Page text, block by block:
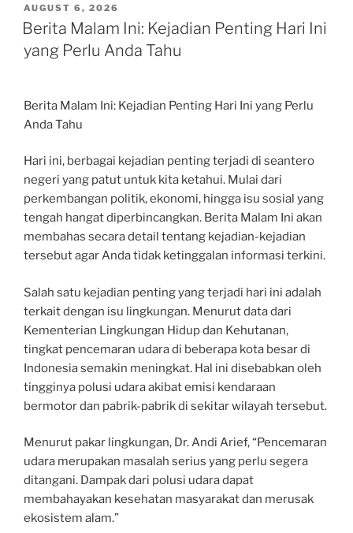
POSTED
ON
AUGUST 6, 2026
Berita Malam Ini: Kejadian Penting Hari Ini
yang Perlu Anda Tahu
Berita Malam Ini: Kejadian Penting Hari Ini yang Perlu
Anda Tahu
Hari ini, berbagai kejadian penting terjadi di seantero
negeri yang patut untuk kita ketahui. Mulai dari
perkembangan politik, ekonomi, hingga isu sosial yang
tengah hangat diperbincangkan. Berita Malam Ini akan
membahas secara detail tentang kejadian-kejadian
tersebut agar Anda tidak ketinggalan informasi terkini.
Salah satu kejadian penting yang terjadi hari ini adalah
terkait dengan isu lingkungan. Menurut data dari
Kementerian Lingkungan Hidup dan Kehutanan,
tingkat pencemaran udara di beberapa kota besar di
Indonesia semakin meningkat. Hal ini disebabkan oleh
tingginya polusi udara akibat emisi kendaraan
bermotor dan pabrik-pabrik di sekitar wilayah tersebut.
Menurut pakar lingkungan, Dr. Andi Arief, “Pencemaran
udara merupakan masalah serius yang perlu segera
ditangani. Dampak dari polusi udara dapat
membahayakan kesehatan masyarakat dan merusak
ekosistem alam.”